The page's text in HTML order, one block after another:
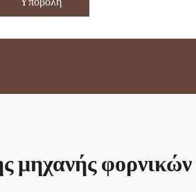
μηχανής φορνικών